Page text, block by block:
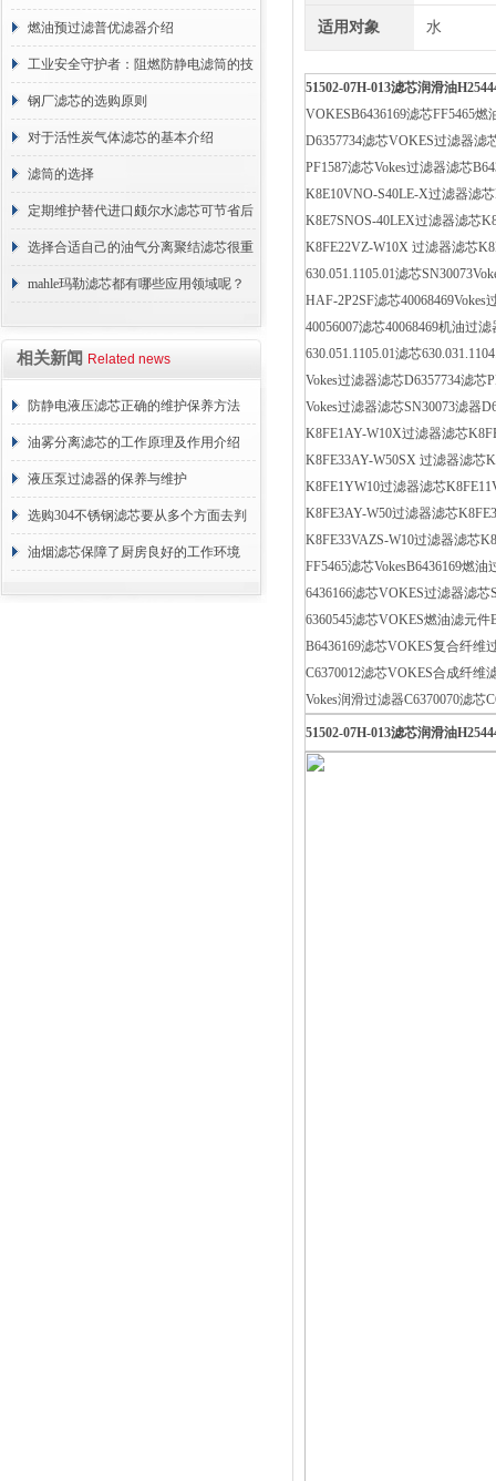
用？进来看
燃油预过滤普优滤器介绍
工业安全守护者：阻燃防静电滤筒的技
术原理与应用解析
钢厂滤芯的选购原则
对于活性炭气体滤芯的基本介绍
滤筒的选择
定期维护替代进口颇尔水滤芯可节省后
续更换成本
选择合适自己的油气分离聚结滤芯很重
要
mahle玛勒滤芯都有哪些应用领域呢？
相关新闻 Related news
防静电液压滤芯正确的维护保养方法
油雾分离滤芯的工作原理及作用介绍
液压泵过滤器的保养与维护
选购304不锈钢滤芯要从多个方面去判
断
油烟滤芯保障了厨房良好的工作环境
适用对象 水
51502-07H-013滤芯润滑油
VOKESB6436169滤芯FF5465燃
D6357734滤芯VOKES过滤器滤
PF1587滤芯Vokes过滤器滤芯
K8E10VNO-S40LE-X过滤器滤
K8E7SNOS-40LEX过滤器滤芯
K8FE22VZ-W10X 过滤器滤芯
630.051.1105.01滤芯
HAF-2P2SF滤芯40068469Vokes
40056007滤芯40068469机油过
630.051.1105.01滤芯
Vokes过滤器滤芯D6357734滤芯
Vokes过滤器滤芯SN30073滤器
K8FE1AY-W10X过滤器滤芯
K8FE33AY-W50SX 过滤器滤芯
K8FE1YW10过滤器滤芯
K8FE3AY-W50过滤器滤芯
K8FE33VAZS-W10过滤器滤芯
FF5465滤芯VokesB6436169燃油
6436166滤芯VOKES过滤器滤芯
6360545滤芯VOKES燃油滤元件
B6436169滤芯VOKES复合纤维
C6370012滤芯VOKES合成纤维
Vokes润滑过滤器C6370070滤芯
51502-07H-013滤芯润滑油